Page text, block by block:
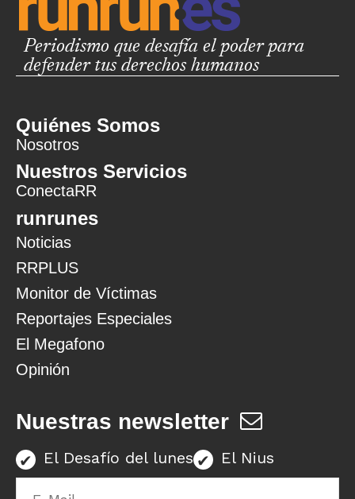
Periodismo que desafía el poder para
defender tus derechos humanos
Quiénes Somos
Nosotros
Nuestros Servicios
ConectaRR
runrunes
Noticias
RRPLUS
Monitor de Víctimas
Reportajes Especiales
El Megafono
Opinión
Nuestras newsletter
El Desafío del lunes El Nius